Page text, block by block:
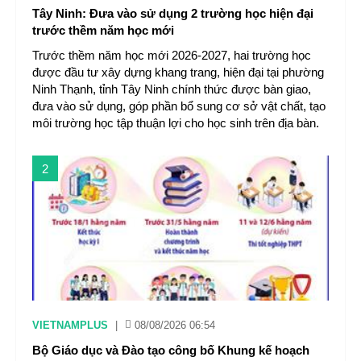
Tây Ninh: Đưa vào sử dụng 2 trường học hiện đại
trước thềm năm học mới
Trước thềm năm học mới 2026-2027, hai trường học
được đầu tư xây dựng khang trang, hiện đại tại phường
Ninh Thạnh, tỉnh Tây Ninh chính thức được bàn giao,
đưa vào sử dụng, góp phần bổ sung cơ sở vật chất, tạo
môi trường học tập thuận lợi cho học sinh trên địa bàn.
2
VIETNAMPLUS 08/08/2026 06:54
Bộ Giáo dục và Đào tạo công bố Khung kế hoạch